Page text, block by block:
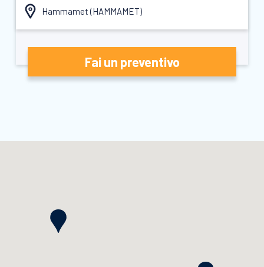
Hammamet (HAMMAMET)
Fai un preventivo